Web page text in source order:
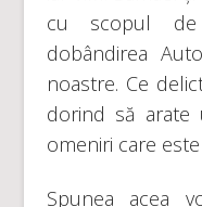
cu scopul
dobândirea
noastre. Ce
dorind să arate
omeniri care
Spunea acea